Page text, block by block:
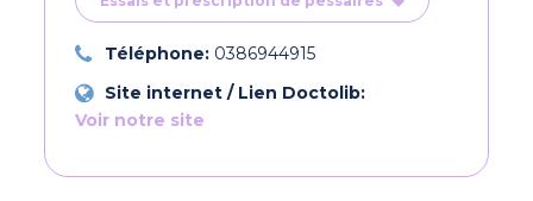
Téléphone: 0386944915
Site internet / Lien Doctolib:
Voir notre site